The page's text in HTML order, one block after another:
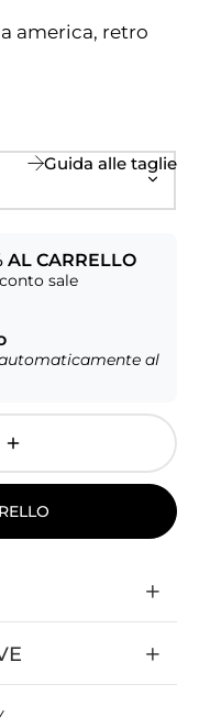
america, retro
Guida alle taglie
AL CARRELLO
sale
al